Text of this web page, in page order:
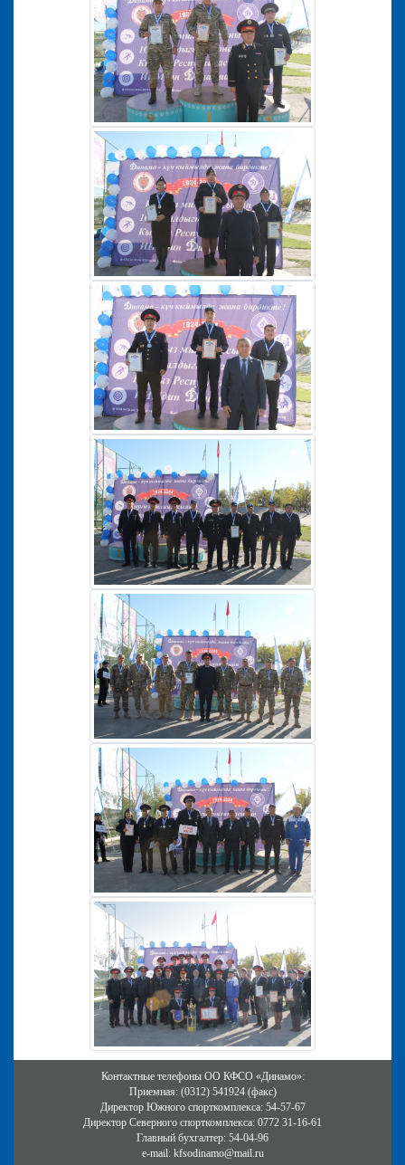
Контактные телефоны ОО КФСО «Динамо»:
Приемная: (0312) 541924 (факс)
Директор Южного спорткомплекса: 54-57-67
Директор Северного спорткомплекса: 0772 31-16-61
Главный бухгалтер: 54-04-96
e-mail: kfsodinamo@mail.ru